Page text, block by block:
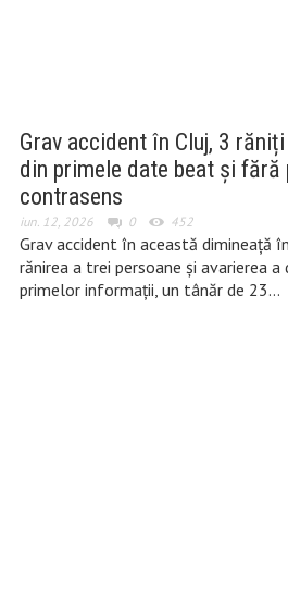
Grav accident în Cluj, 3
din primele date beat și fără
contrasens
iun. 12, 2026 0 452
Grav accident în această dimineață
rănirea a trei persoane și avarierea a
primelor informații, un tânăr de 23…